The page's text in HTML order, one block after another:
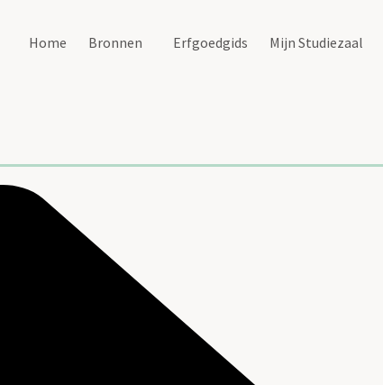
Home Bronnen Erfgoedgids Mijn Studiezaal